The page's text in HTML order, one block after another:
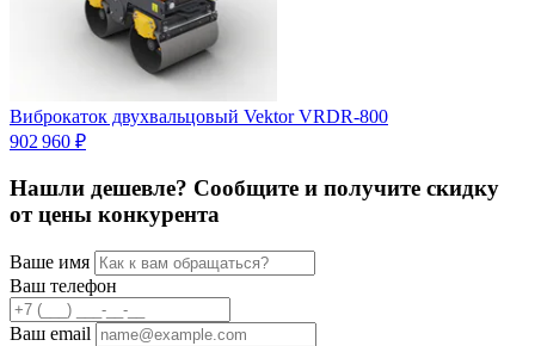
Виброкаток двухвальцовый Vektor VRDR-800
902 960 ₽
Нашли дешевле? Сообщите и получите скидку
от цены конкурента
Ваше имя
Ваш телефон
Ваш email